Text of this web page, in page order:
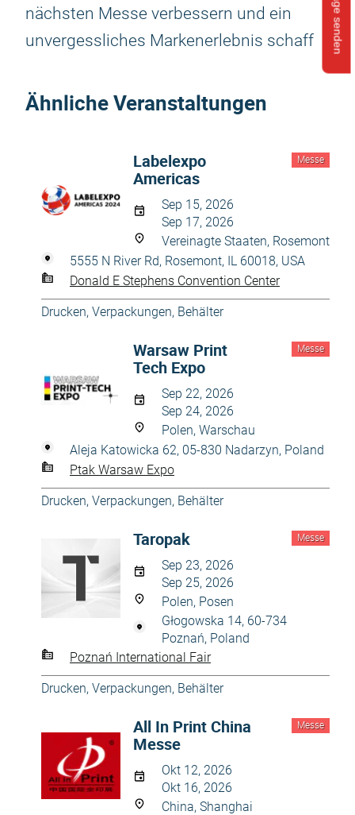
nächsten Messe verbessern und ein
unvergessliches Markenerlebnis schaff
Ähnliche Veranstaltungen
Messe
Labelexpo
Americas
Sep 15, 2026
Sep 17, 2026
Vereinagte Staaten, Rosemont
5555 N River Rd, Rosemont, IL 60018, USA
Donald E Stephens Convention Center
Drucken, Verpackungen, Behälter
Messe
Warsaw Print
Tech Expo
Sep 22, 2026
Sep 24, 2026
Polen, Warschau
Aleja Katowicka 62, 05-830 Nadarzyn, Poland
Ptak Warsaw Expo
Drucken, Verpackungen, Behälter
Messe
Taropak
Sep 23, 2026
Sep 25, 2026
Polen, Posen
Głogowska 14, 60-734
Poznań, Poland
Poznań International Fair
Drucken, Verpackungen, Behälter
Messe
All In Print China
Messe
Okt 12, 2026
Okt 16, 2026
China, Shanghai